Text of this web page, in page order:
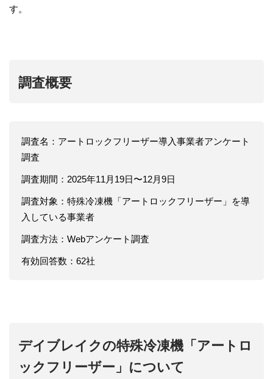
す。
調査概要
調査名：アートロックフリーザー導入事業者アンケート
調査
調査期間：2025年11月19日〜12月9日
調査対象：特殊冷凍機「アートロックフリーザー」を導
入している事業者
調査方法：Webアンケート調査
有効回答数：62社
デイブレイクの特殊冷凍機「アートロ
ックフリーザー」について